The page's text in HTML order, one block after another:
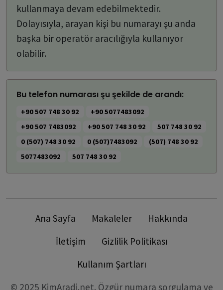
kullanmaya devam edebilmektedir.
Dolayısıyla, arayan kişi bu numarayı şu anda
başka bir operatör aracılığıyla kullanıyor
olabilir.
Bu telefon numarası şu şekilde de arandı:
+90 507 748 30 92
+90 5077483092
+90 507 7483092
+90 507 748 30 92
507 748 30 92
0 (507) 748 30 92
0 (507)7483092
(507) 748 30 92
5077483092
507 748 30 92
Ana Sayfa Makaleler
Hakkında
İletişim
Gizlilik Politikası
Kullanım Şartları
© 2025 KimAradi.net. Özgür numara sorgulama ve